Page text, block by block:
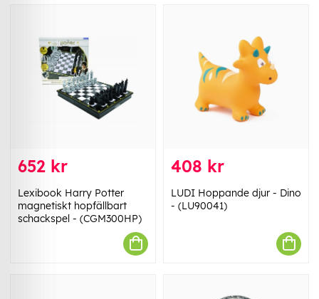
652 kr
Lexibook Harry Potter
magnetiskt hopfällbart
schackspel - (CGM300HP)
408 kr
LUDI Hoppande djur - Dino
- (LU90041)